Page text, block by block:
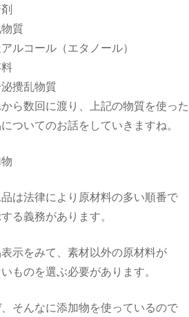
質
ルコール（エタノール）
攪乱物質
ら数回に渡り、上記の物質を使った
ついてのお話をしていきますね。
は法律により原材料の多い順番で
る義務があります。
示をみて、素材以外の原材料が
ものを選ぶ必要があります。
そんなに添加物を使っているので